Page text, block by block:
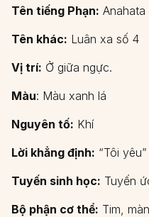
Tên tiếng Phạn: Anahata
Tên khác: Luân xa số 4
Vị trí: Ở giữa ngực.
Màu: Màu xanh lá
Nguyên tố: Khí
Lời khẳng định: “Tôi
Tuyến sinh học: Tuyến
Bộ phận cơ thể: Tim,